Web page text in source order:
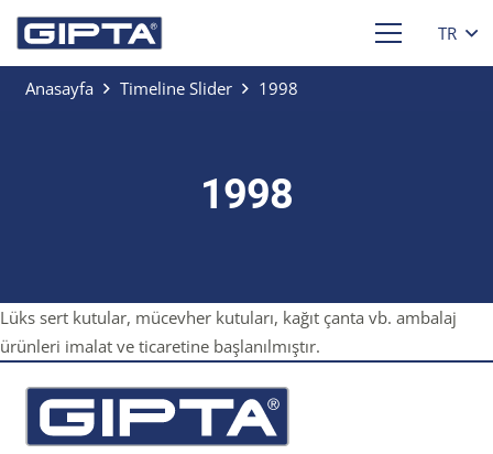
TR
Anasayfa Timeline Slider 1998
1998
Lüks sert kutular, mücevher kutuları, kağıt çanta vb. ambalaj
ürünleri imalat ve ticaretine başlanılmıştır.